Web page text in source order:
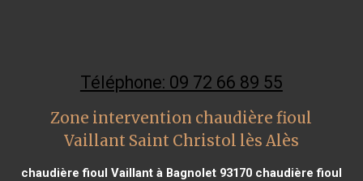
Téléphone: 09 72 66 89 55
Zone intervention chaudière fioul
Vaillant Saint Christol lès Alès
chaudière fioul Vaillant à Bagnolet 93170chaudière fioul